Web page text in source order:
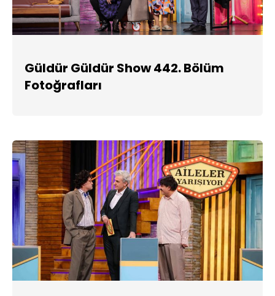
Güldür Güldür Show 442. Bölüm
Fotoğrafları